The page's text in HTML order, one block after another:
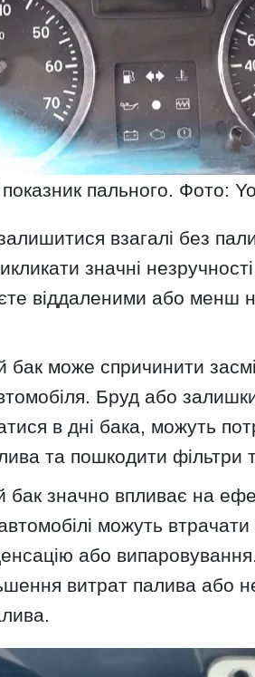
пального. Фото:
взагалі без
значні
віддаленими або менш
бак може спричинити
Бруд або
в дні бака, можуть
та пошкодити фільтри
бак значно впливає на
можуть втрачати
або
витрат палива або